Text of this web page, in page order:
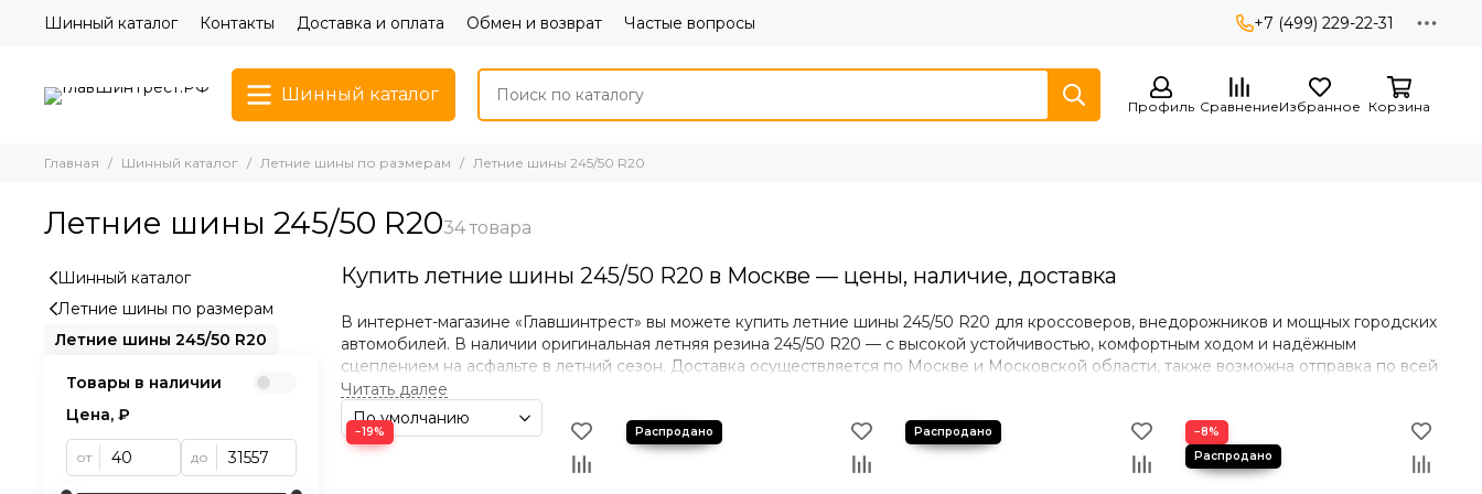
Шинный каталог Контакты Доставка и оплата Обмен и возврат Частые вопросы +7 (499) 229-22-31
Шинный каталог
Профиль СравнениеИзбранное Корзина
Главная Шинный каталог Летние шины по размерам Летние шины 245/50 R20
Летние шины 245/50 R20
Купить летние шины 245/50 R20 в Москве — цены, наличие, доставка
В интернет-магазине «Главшинтрест» вы можете купить летние шины 245/50 R20 для кроссоверов, внедорожников и мощных городских
автомобилей. В наличии оригинальная летняя резина 245/50 R20 — с высокой устойчивостью, комфортным ходом и надёжным
сцеплением на асфальте в летний сезон. Доставка осуществляется по Москве и Московской области, также возможна отправка по всей
России через транспортные компании.
Преимущества летних шин 245/50 R20
−19% −8%
Шинный каталог
Летние шины по размерам
Летние шины 245/50 R20
Товары в наличии
Цена, ₽
от до